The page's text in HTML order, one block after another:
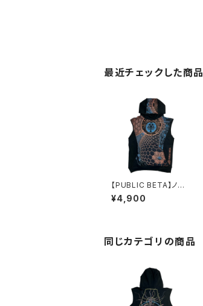
最近チェックした商品
【PUBLIC BETA】ノー
スリーブフーディーAM
ENTAL DIVER
¥4,900
同じカテゴリの商品